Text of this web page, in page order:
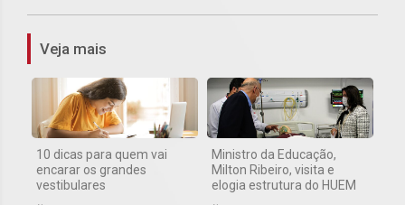
Veja mais
10 dicas para quem vai
encarar os grandes
vestibulares
Ministro da Educação,
Milton Ribeiro, visita e
elogia estrutura do HUEM